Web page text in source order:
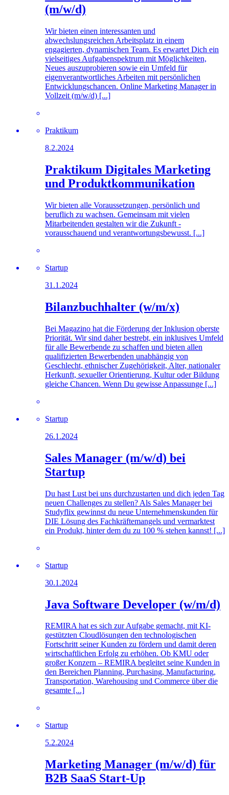
(m/w/d)
Wir bieten einen interessanten und
abwechslungsreichen Arbeitsplatz in einem
engagierten, dynamischen Team. Es erwartet Dich ein
vielseitiges Aufgabenspektrum mit Möglichkeiten,
Neues auszuprobieren sowie ein Umfeld für
eigenverantwortliches Arbeiten mit persönlichen
Entwicklungschancen. Online Marketing Manager in
Vollzeit (m/w/d) [...]
Praktikum
8.2.2024
Praktikum Digitales Marketing
und Produktkommunikation
Wir bieten alle Voraussetzungen, persönlich und
beruflich zu wachsen. Gemeinsam mit vielen
Mitarbeitenden gestalten wir die Zukunft -
vorausschauend und verantwortungsbewusst. [...]
Startup
31.1.2024
Bilanzbuchhalter (w/m/x)
Bei Magazino hat die Förderung der Inklusion oberste
Priorität. Wir sind daher bestrebt, ein inklusives Umfeld
für alle Bewerbende zu schaffen und bieten allen
qualifizierten Bewerbenden unabhängig von
Geschlecht, ethnischer Zugehörigkeit, Alter, nationaler
Herkunft, sexueller Orientierung, Kultur oder Bildung
gleiche Chancen. Wenn Du gewisse Anpassunge [...]
Startup
26.1.2024
Sales Manager (m/w/d) bei
Startup
Du hast Lust bei uns durchzustarten und dich jeden Tag
neuen Challenges zu stellen? Als Sales Manager bei
Studyflix gewinnst du neue Unternehmenskunden für
DIE Lösung des Fachkräftemangels und vermarktest
ein Produkt, hinter dem du zu 100 % stehen kannst! [...]
Startup
30.1.2024
Java Software Developer (w/m/d)
REMIRA hat es sich zur Aufgabe gemacht, mit KI-
gestützten Cloudlösungen den technologischen
Fortschritt seiner Kunden zu fördern und damit deren
wirtschaftlichen Erfolg zu erhöhen. Ob KMU oder
großer Konzern – REMIRA begleitet seine Kunden in
den Bereichen Planning, Purchasing, Manufacturing,
Transportation, Warehousing und Commerce über die
gesamte [...]
Startup
5.2.2024
Marketing Manager (m/w/d) für
B2B SaaS Start-Up